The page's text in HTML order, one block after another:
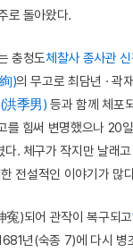
로 돌아왔다.
충청도체찰사 종사관
)의 무고로 최담년 · 곽
洪季男) 등과 함께 체포
를 힘써 변명했으나 20
. 체구가 작지만 날래
전설적인 이야기가 많
寃)되어 관작이 복구되고
년(숙종 7)에 다시 병